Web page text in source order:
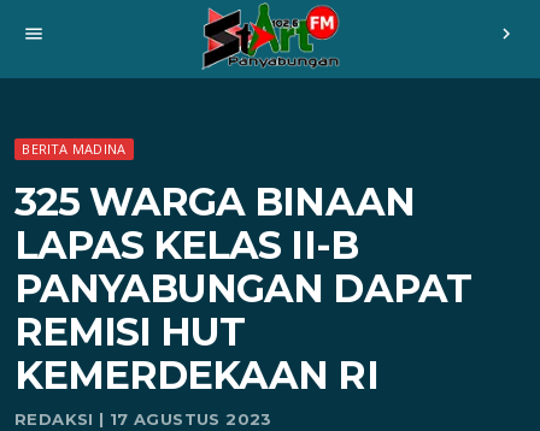
menu chevron_right
BERITA MADINA
325 WARGA BINAAN
LAPAS KELAS II-B
PANYABUNGAN DAPAT
REMISI HUT
KEMERDEKAAN RI
REDAKSI | 17 AGUSTUS 2023